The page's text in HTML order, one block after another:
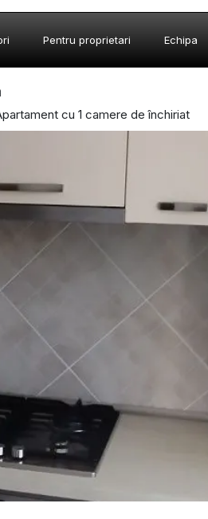
Pentru proprietari Echipa
cu 1 camere de închiriat